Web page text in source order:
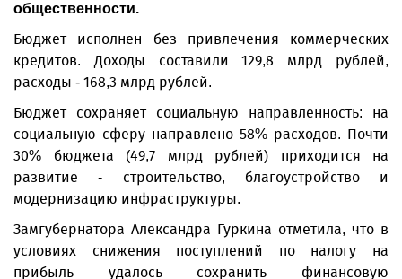
общественности.
Бюджет исполнен без привлечения коммерческих
кредитов. Доходы составили 129,8 млрд рублей,
расходы - 168,3 млрд рублей.
Бюджет сохраняет социальную направленность: на
социальную сферу направлено 58% расходов. Почти
30% бюджета (49,7 млрд рублей) приходится на
развитие - строительство, благоустройство и
модернизацию инфраструктуры.
Замгубернатора Александра Гуркина отметила, что в
условиях снижения поступлений по налогу на
прибыль удалось сохранить финансовую